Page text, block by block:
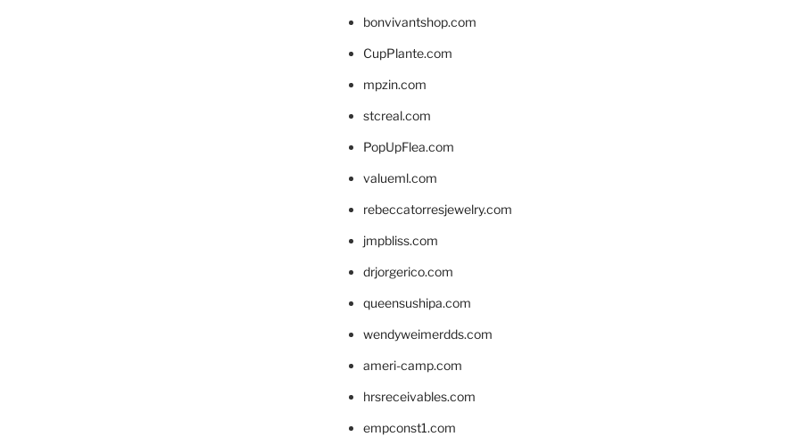
bonvivantshop.com
CupPlante.com
mpzin.com
stcreal.com
PopUpFlea.com
valueml.com
rebeccatorresjewelry.com
jmpbliss.com
drjorgerico.com
queensushipa.com
wendyweimerdds.com
ameri-camp.com
hrsreceivables.com
empconst1.com